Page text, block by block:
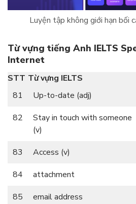
Luyện tập không giới hạn bối
Từ vựng tiếng Anh IELTS
Internet
STT Từ vựng IELTS
81
Up-to-date (adj)
82
Stay in touch with someone
(v)
83 Access (v)
84
attachment
85
email address